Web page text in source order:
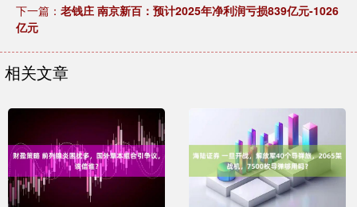
下一篇： 老钱庄 南京新百：预计2025年净利润亏损839亿元-1026
亿元
相关文章